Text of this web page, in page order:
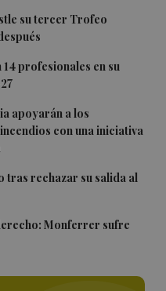
su tercer Trofeo
profesionales en su
apoyarán a los
con una iniciativa
tras rechazar su salida al
Monferrer sufre